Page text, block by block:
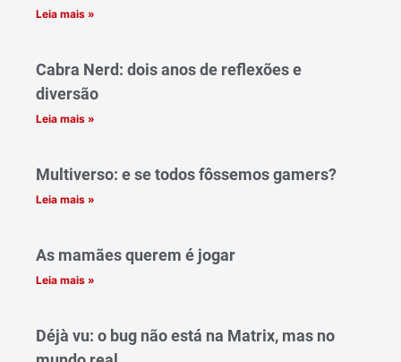
Leia mais »
Cabra Nerd: dois anos de reflexões e
diversão
Leia mais »
Multiverso: e se todos fôssemos gamers?
Leia mais »
As mamães querem é jogar
Leia mais »
Déjà vu: o bug não está na Matrix, mas no